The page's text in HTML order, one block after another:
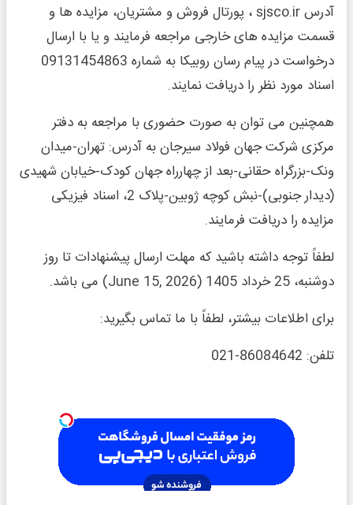
آدرس sjsco.ir ، پورتال فروش و مشتریان، مزایده ها و
قسمت مزایده های خارجی مراجعه فرمایند و یا با ارسال
درخواست در پیام رسان روبیکا به شماره 09131454863
اسناد مورد نظر را دریافت نمایند.
همچنین می توان به صورت حضوری با مراجعه به دفتر
مرکزی شرکت جهان فولاد سیرجان به آدرس: تهران-میدان
ونک-بزرگراه حقانی-بعد از چهارراه جهان کودک-خیابان شهیدی
(دیدار جنوبی)-نبش کوچه ژوبین-پلاک 2، اسناد فیزیکی
مزایده را دریافت فرمایند.
لطفاً توجه داشته باشید که مهلت ارسال پیشنهادات تا روز
دوشنبه، 25 خرداد 1405 (June 15, 2026) می باشد.
برای اطلاعات بیشتر، لطفاً با ما تماس بگیرید:
تلفن: 86084642-021